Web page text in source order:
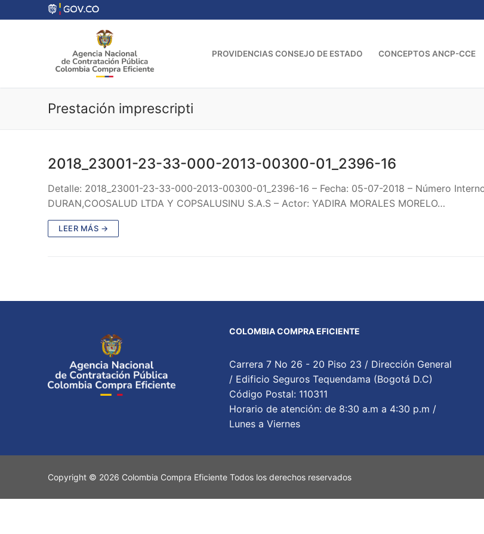
al
PROVIDENCIAS CONSEJO DE ESTADO CONCEPTOS ANCP-CCE
Prestación imprescripti
2018_23001-23-33-000-2013-00300-01_2396-16
Detalle: 2018_23001-23-33-000-2013-00300-01_2396-16 – Fecha: 05-07-2018 – Número
DURAN,COOSALUD LTDA Y COPSALUSINU S.A.S – Actor: YADIRA MORALES MORELO…
LEER MÁS →
COLOMBIA COMPRA EFICIENTE
Carrera 7 No 26 - 20 Piso 23 / Dirección General
/ Edificio Seguros Tequendama (Bogotá D.C)
Código Postal: 110311
Horario de atención: de 8:30 a.m a 4:30 p.m /
Lunes a Viernes
Copyright © 2026 Colombia Compra Eficiente Todos los derechos reservados